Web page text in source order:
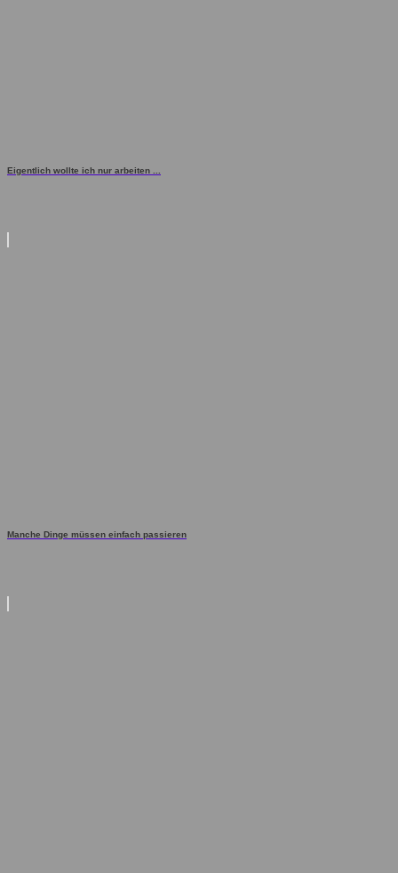
Eigentlich wollte ich nur arbeiten ...
Manche Dinge müssen einfach passieren